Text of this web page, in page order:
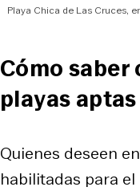
Playa Chica de Las Cruces,
Cómo saber
playas
Quienes deseen
habilitadas para el